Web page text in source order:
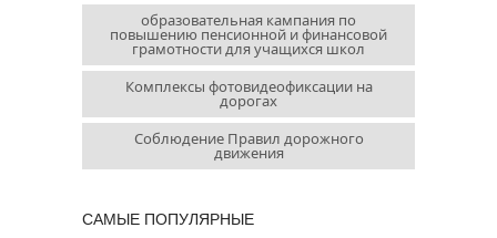
образовательная кампания по
повышению пенсионной и финансовой
грамотности для учащихся школ
Комплексы фотовидеофиксации на
дорогах
Соблюдение Правил дорожного
движения
САМЫЕ ПОПУЛЯРНЫЕ